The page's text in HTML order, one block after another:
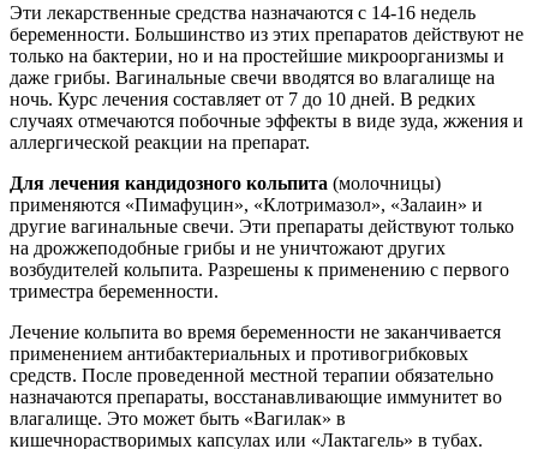
Эти лекарственные средства назначаются с 14-16 недель
беременности. Большинство из этих препаратов действуют не
только на бактерии, но и на простейшие микроорганизмы и
даже грибы. Вагинальные свечи вводятся во влагалище на
ночь. Курс лечения составляет от 7 до 10 дней. В редких
случаях отмечаются побочные эффекты в виде зуда, жжения и
аллергической реакции на препарат.
Для лечения кандидозного кольпита (молочницы)
применяются «Пимафуцин», «Клотримазол», «Залаин» и
другие вагинальные свечи. Эти препараты действуют только
на дрожжеподобные грибы и не уничтожают других
возбудителей кольпита. Разрешены к применению с первого
триместра беременности.
Лечение кольпита во время беременности не заканчивается
применением антибактериальных и противогрибковых
средств. После проведенной местной терапии обязательно
назначаются препараты, восстанавливающие иммунитет во
влагалище. Это может быть «Вагилак» в
кишечнорастворимых капсулах или «Лактагель» в тубах.